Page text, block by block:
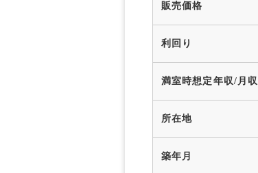
販売価格
利回り
満室時想定年収/月収
所在地
築年月